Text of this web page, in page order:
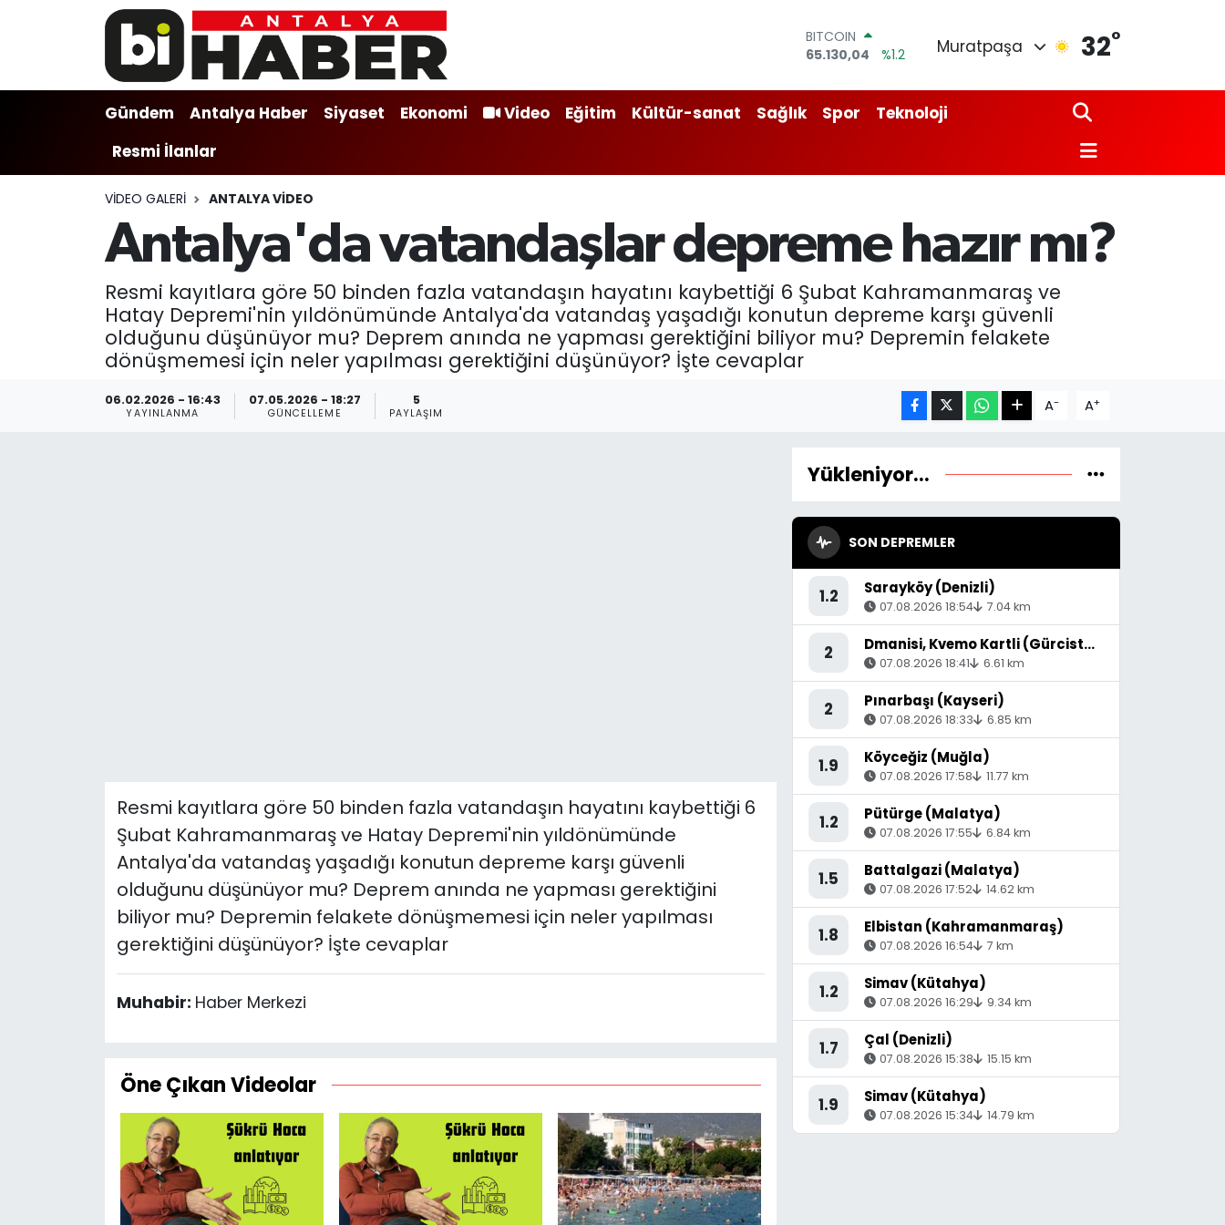
BITCOIN
65.130,04
%1.2
47,7106
%0.17
EURO
55,1652
13.773
%-19
Muratpaşa 32°
Gündem Antalya Haber Siyaset Ekonomi Video Eğitim Kültür-sanat Sağlık Spor
Teknoloji
Resmi İlanlar
VIDEO GALERI ANTALYA VIDEO
Antalya'da vatandaşlar depreme hazır mı?
Resmi kayıtlara göre 50 binden fazla vatandaşın hayatını kaybettiği 6 Şubat Kahramanmaraş ve
Hatay Depremi'nin yıldönümünde Antalya'da vatandaş yaşadığı konutun depreme karşı güvenli
olduğunu düşünüyor mu? Deprem anında ne yapması gerektiğini biliyor mu? Depremin felakete
dönüşmemesi için neler yapılması gerektiğini düşünüyor? İşte cevaplar
06.02.2026 - 16:43
YAYINLANMA
07.05.2026 - 18:27
GÜNCELLEME
5
PAYLAŞIM A- A+
Resmi kayıtlara göre 50 binden fazla vatandaşın hayatını kaybettiği 6
Şubat Kahramanmaraş ve Hatay Depremi'nin yıldönümünde
Antalya'da vatandaş yaşadığı konutun depreme karşı güvenli
olduğunu düşünüyor mu? Deprem anında ne yapması gerektiğini
biliyor mu? Depremin felakete dönüşmemesi için neler yapılması
gerektiğini düşünüyor? İşte cevaplar
Muhabir: Haber Merkezi
Öne Çıkan Videolar
Yükleniyor...
SON DEPREMLER
1.2 Sarayköy (Denizli)
07.08.2026 18:54 7.04 km
2 Dmanisi, Kvemo Kartli (Gürcistan) - [53.36 km] Akyaka (Kars)
07.08.2026 18:41 6.61 km
2 Pınarbaşı (Kayseri)
07.08.2026 18:33 6.85 km
1.9 Köyceğiz (Muğla)
07.08.2026 17:58 11.77 km
1.2 Pütürge (Malatya)
07.08.2026 17:55 6.84 km
1.5 Battalgazi (Malatya)
07.08.2026 17:52 14.62 km
1.8 Elbistan (Kahramanmaraş)
07.08.2026 16:54 7 km
1.2 Simav (Kütahya)
07.08.2026 16:29 9.34 km
1.7 Çal (Denizli)
07.08.2026 15:38 15.15 km
1.9 Simav (Kütahya)
07.08.2026 15:34 14.79 km
Gündem
Antalya Haber
Siyaset
Ekonomi
Kültür-sanat
Gündem
Antalya Haber
Siyaset
Ekonomi
Kültür-sanat
Muratpaşa Nöbetçi Eczaneler
Muratpaşa Hava Durumu
Muratpaşa Trafik Yoğunluk Haritası
Süper Lig Puan Durumu ve Fikstür
Tüm Manşetler
Son Dakika Haberleri
Haber Arşivi